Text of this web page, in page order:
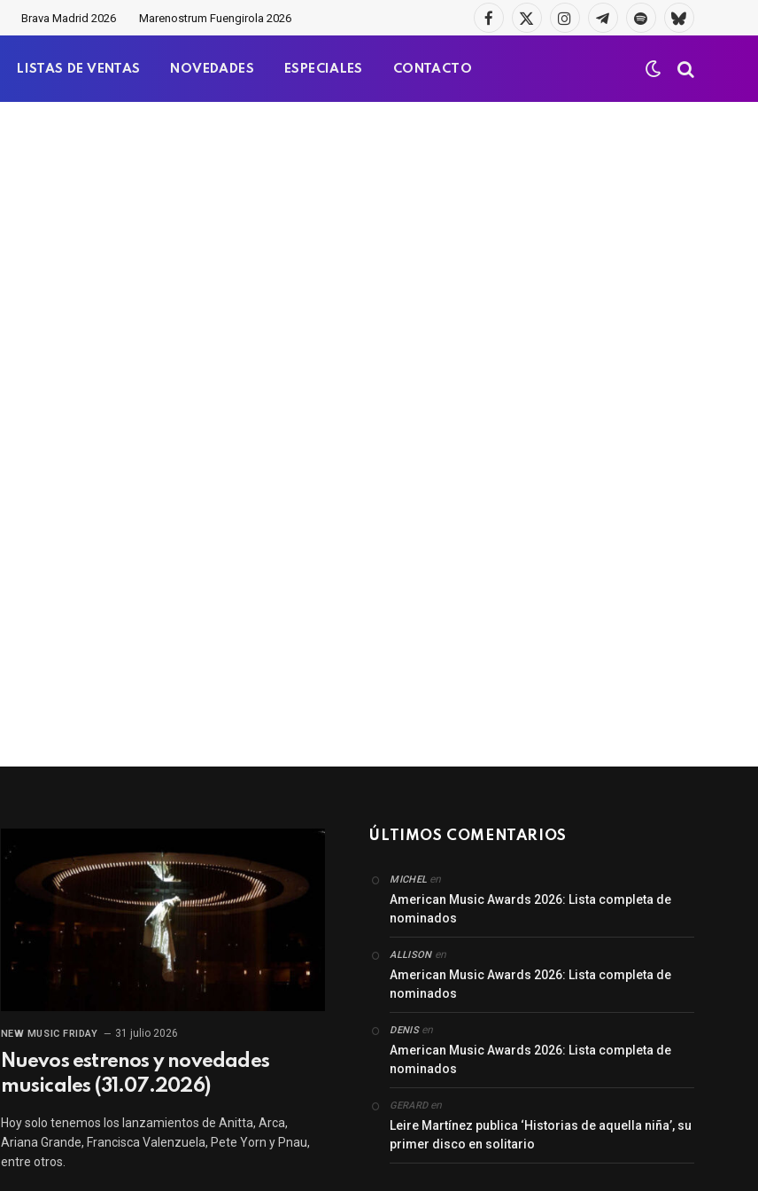
Brava Madrid 2026 Marenostrum Fuengirola 2026
Facebook
X
InstagramTelegramaSpotifyBluesky
LISTAS DE VENTAS NOVEDADES ESPECIALES CONTACTO
NEW MUSIC FRIDAY 31 julio 2026
Nuevos estrenos y novedades
musicales (31.07.2026)
Hoy solo tenemos los lanzamientos de Anitta, Arca,
Ariana Grande, Francisca Valenzuela, Pete Yorn y Pnau,
entre otros.
ÚLTIMOS COMENTARIOS
MICHEL en
American Music Awards 2026: Lista completa de
nominados
ALLISONen
American Music Awards 2026: Lista completa de
nominados
DENISen
American Music Awards 2026: Lista completa de
nominados
GERARDen
Leire Martínez publica ‘Historias de aquella niña’, su
primer disco en solitario